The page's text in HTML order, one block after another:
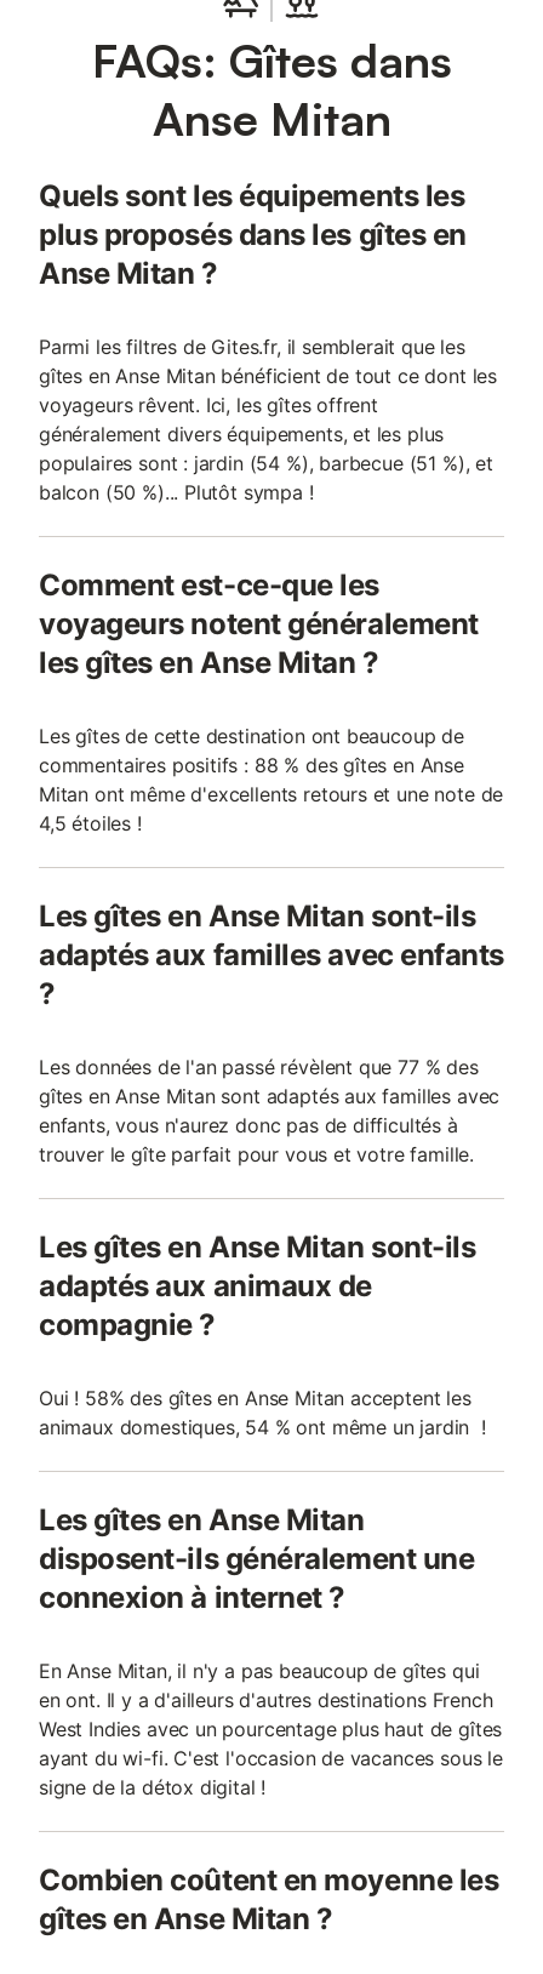
FAQs: Gîtes dans
Anse Mitan
Quels sont les équipements les
plus proposés dans les gîtes en
Anse Mitan ?
Parmi les filtres de Gites.fr, il semblerait que les
gîtes en Anse Mitan bénéficient de tout ce dont les
voyageurs rêvent. Ici, les gîtes offrent
généralement divers équipements, et les plus
populaires sont : jardin (54 %), barbecue (51 %), et
balcon (50 %)... Plutôt sympa !
Comment est-ce-que les
voyageurs notent généralement
les gîtes en Anse Mitan ?
Les gîtes de cette destination ont beaucoup de
commentaires positifs : 88 % des gîtes en Anse
Mitan ont même d'excellents retours et une note de
4,5 étoiles !
Les gîtes en Anse Mitan sont-ils
adaptés aux familles avec enfants
?
Les données de l'an passé révèlent que 77 % des
gîtes en Anse Mitan sont adaptés aux familles avec
enfants, vous n'aurez donc pas de difficultés à
trouver le gîte parfait pour vous et votre famille.
Les gîtes en Anse Mitan sont-ils
adaptés aux animaux de
compagnie ?
Oui ! 58% des gîtes en Anse Mitan acceptent les
animaux domestiques, 54 % ont même un jardin !
Les gîtes en Anse Mitan
disposent-ils généralement une
connexion à internet ?
En Anse Mitan, il n'y a pas beaucoup de gîtes qui
en ont. Il y a d'ailleurs d'autres destinations French
West Indies avec un pourcentage plus haut de gîtes
ayant du wi-fi. C'est l'occasion de vacances sous le
signe de la détox digital !
Combien coûtent en moyenne les
gîtes en Anse Mitan ?